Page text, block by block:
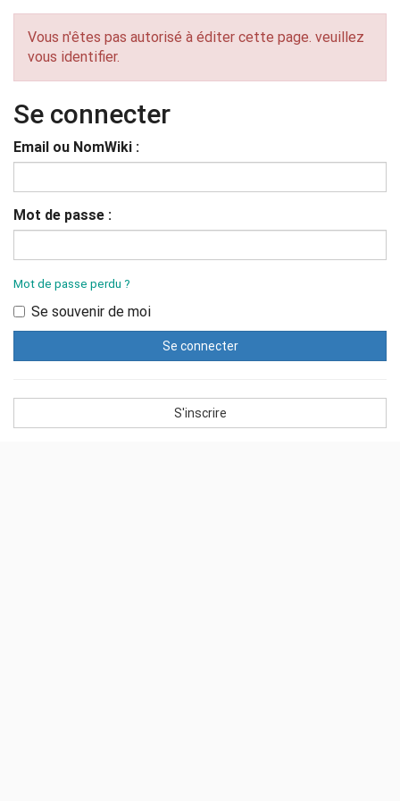
Vous n'êtes pas autorisé à éditer cette page. veuillez
vous identifier.
Se connecter
Email ou NomWiki
Mot de passe
Mot de passe perdu ?
Se souvenir de moi
Se connecter
S'inscrire